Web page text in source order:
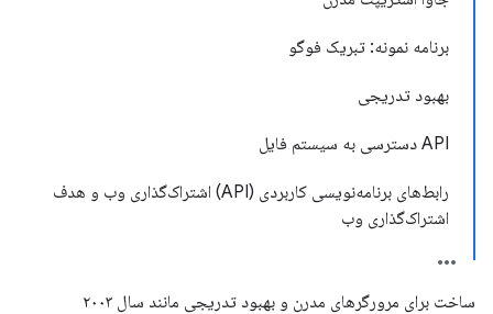
برنامه نمونه: تبریک فوگو
بهبود تدریجی
API دسترسی به سیستم فایل
رابط‌های برنامه‌نویسی کاربردی (API) اشتراک‌گذاری وب و هدف
اشتراک‌گذاری وب
ساخت برای مرورگرهای مدرن و بهبود تدریجی مانند سال ۲۰۰۳